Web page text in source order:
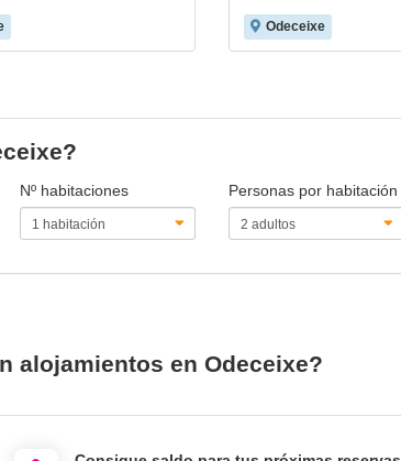
Odeceixe
Nº habitaciones
Personas por habitación
alojamientos en Odeceixe?